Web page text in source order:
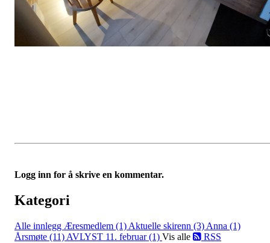
Logg inn for å skrive en kommentar.
Kategori
Alle innlegg Æresmedlem (1) Aktuelle skirenn (3) Anna (1)
Årsmøte (11) AVLYST 11. februar (1) Vis alle RSS